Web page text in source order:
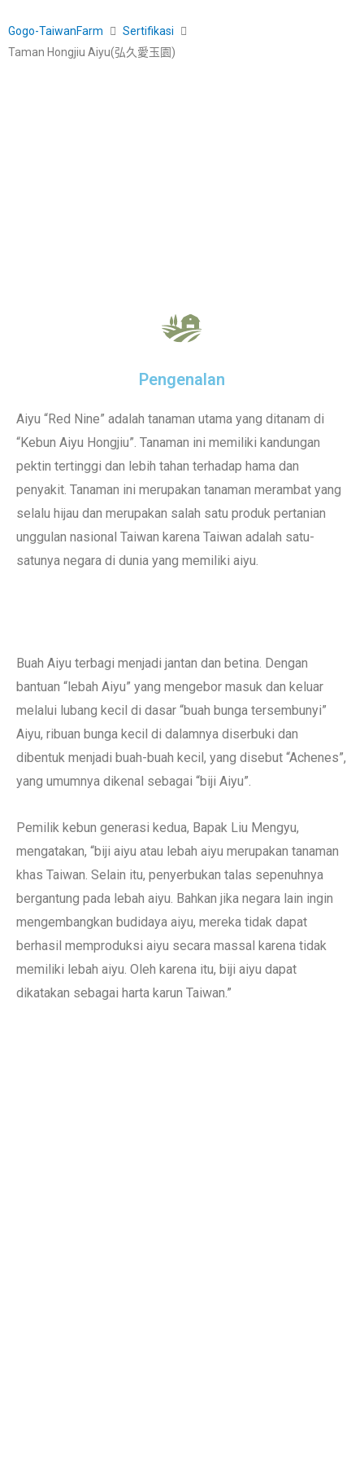
Gogo-TaiwanFarm
Sertifikasi
Taman Hongjiu Aiyu(弘久愛玉園)
Pengenalan
Aiyu “Red Nine” adalah tanaman utama yang ditanam di
“Kebun Aiyu Hongjiu”. Tanaman ini memiliki kandungan
pektin tertinggi dan lebih tahan terhadap hama dan
penyakit. Tanaman ini merupakan tanaman merambat yang
selalu hijau dan merupakan salah satu produk pertanian
unggulan nasional Taiwan karena Taiwan adalah satu-
satunya negara di dunia yang memiliki aiyu.
Buah Aiyu terbagi menjadi jantan dan betina. Dengan
bantuan “lebah Aiyu” yang mengebor masuk dan keluar
melalui lubang kecil di dasar “buah bunga tersembunyi”
Aiyu, ribuan bunga kecil di dalamnya diserbuki dan
dibentuk menjadi buah-buah kecil, yang disebut “Achenes”,
yang umumnya dikenal sebagai “biji Aiyu”.
Pemilik kebun generasi kedua, Bapak Liu Mengyu,
mengatakan, “biji aiyu atau lebah aiyu merupakan tanaman
khas Taiwan. Selain itu, penyerbukan talas sepenuhnya
bergantung pada lebah aiyu. Bahkan jika negara lain ingin
mengembangkan budidaya aiyu, mereka tidak dapat
berhasil memproduksi aiyu secara massal karena tidak
memiliki lebah aiyu. Oleh karena itu, biji aiyu dapat
dikatakan sebagai harta karun Taiwan.”